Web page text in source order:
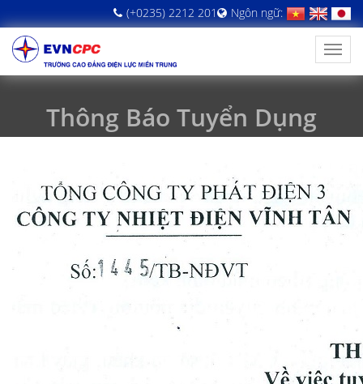
Ngôn ngữ:
(+0235) 2212 201
Thông Báo Tuyển Dụng